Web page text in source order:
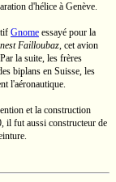
d'hélice à Genève.
Gnome essayé pour la
Failloubaz, cet avion
Par la suite, les frères
biplans en Suisse, les
l'aéronautique.
et la construction
il fut aussi constructeur de